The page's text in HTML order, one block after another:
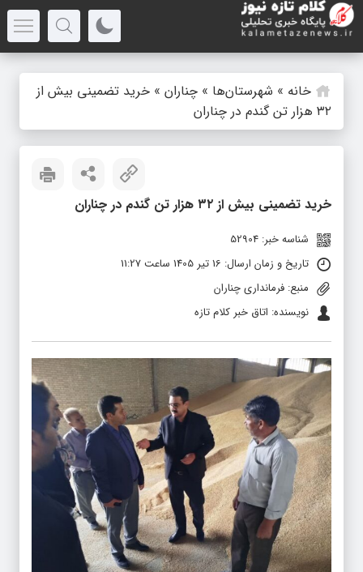
خانه » شهرستان‌ها » چناران » خرید تضمینی بیش از
۳۲ هزار تن گندم در چناران
خرید تضمینی بیش از ۳۲ هزار تن گندم در چناران
شناسه خبر: 52904
تاریخ و زمان ارسال: 16 تیر 1405 ساعت 11:27
منبع: فرمانداری چناران
نویسنده: اتاق خبر کلام تازه